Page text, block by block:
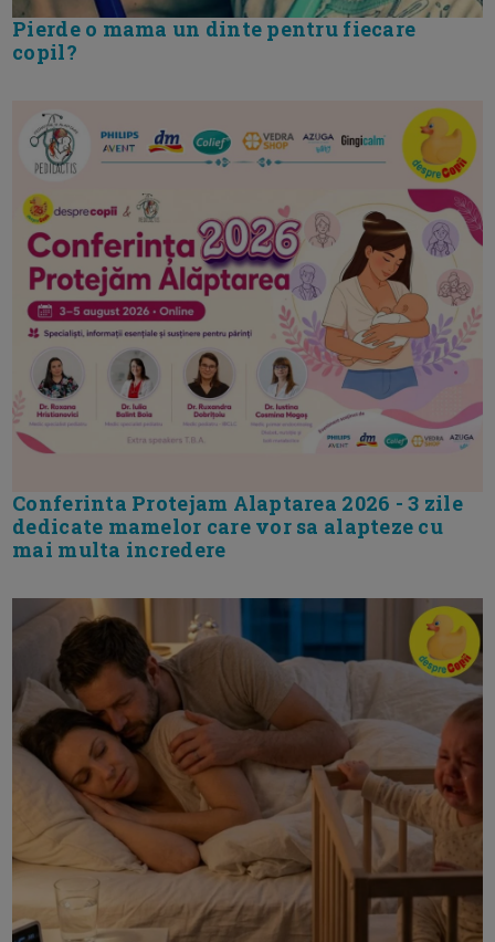
Pierde o mama un dinte pentru fiecare
copil?
Conferinta Protejam Alaptarea 2026 - 3 zile
dedicate mamelor care vor sa alapteze cu
mai multa incredere